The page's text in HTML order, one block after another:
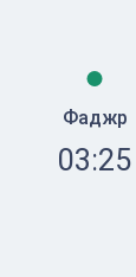
Фаджр
03:25